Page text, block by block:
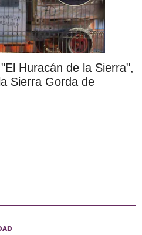
Huracán de la Sierra",
Sierra Gorda de